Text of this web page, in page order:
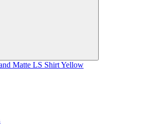
Matte LS Shirt Yellow